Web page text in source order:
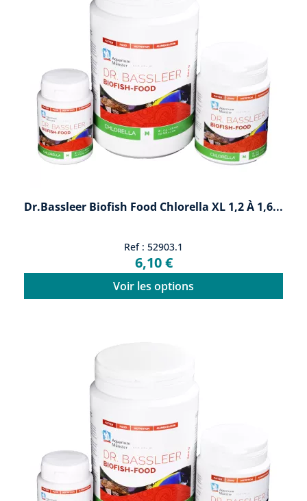
Dr.Bassleer Biofish Food Chlorella XL 1,2 À 1,6...
Ref : 52903.1
6,10 €
Voir les options